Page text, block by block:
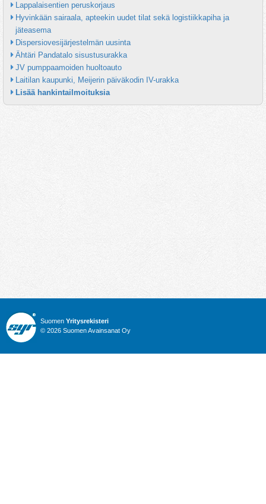
Lappalaisentien peruskorjaus
Hyvinkään sairaala, apteekin uudet tilat sekä logistiikkapiha ja
jäteasema
Dispersiovesijärjestelmän uusinta
Ähtäri Pandatalo sisustusurakka
JV pumppaamoiden huoltoauto
Laitilan kaupunki, Meijerin päiväkodin IV-urakka
Lisää hankintailmoituksia
Suomen Yritysrekisteri
© 2026 Suomen Avainsanat Oy